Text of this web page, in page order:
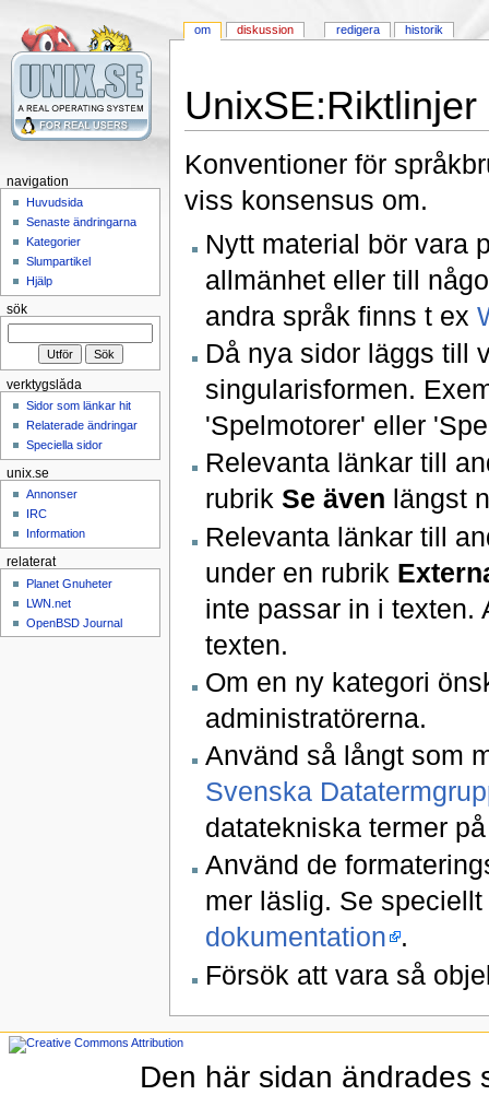
UnixSE:Riktlinjer
Konventioner för
viss konsensus om.
Nytt material bör vara
allmänhet eller till
andra språk finns t ex
Då nya sidor läggs till
singularisformen.
'Spelmotorer' eller
Relevanta länkar till
rubrik Se även längst
Relevanta länkar till
under en rubrik
inte passar in i texten.
texten.
Om en ny kategori
administratörerna.
Använd så långt som
Svenska
datatekniska termer
Använd de
mer läslig. Se speciellt
dokumentation .
Försök att vara så
om diskussion redigera historik
navigation
Huvudsida
Senaste ändringarna
Kategorier
Slumpartikel
Hjälp
sök
verktygslåda
Sidor som länkar hit
Relaterade ändringar
Speciella sidor
unix.se
Annonser
IRC
Information
relaterat
Planet Gnuheter
LWN.net
OpenBSD Journal
Den här sidan ändrades